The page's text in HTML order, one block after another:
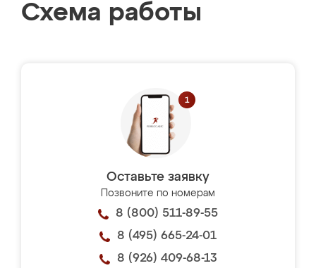
Схема работы
Оставьте заявку
Позвоните по номерам
8 (800) 511-89-55
8 (495) 665-24-01
8 (926) 409-68-13